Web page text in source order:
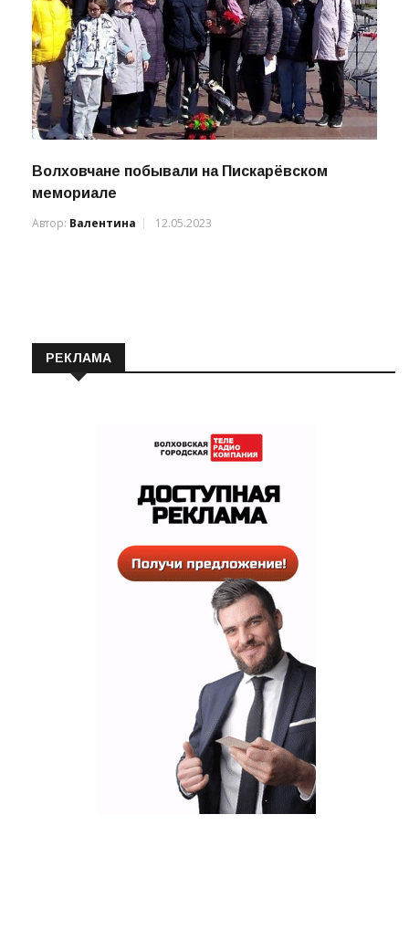
Волховчане побывали на Пискарёвском
мемориале
Автор: Валентина 12.05.2023
РЕКЛАМА